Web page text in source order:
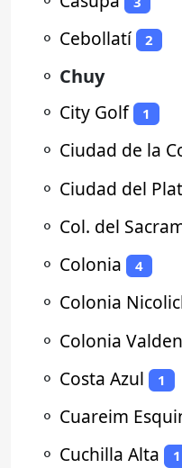
⚬ Cebollatí 2
⚬ Chuy
⚬ City Golf 1
⚬ Ciudad de la
⚬ Ciudad del
⚬ Col. del
⚬ Colonia 4
⚬ Colonia
⚬ Colonia
⚬ Costa Azul 1
⚬ Cuareim
⚬ Cuchilla Alta 1